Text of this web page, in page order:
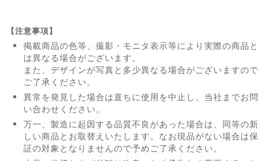
【注意事項】
掲載商品の色等、撮影・モニタ表示等により実際の商品と
は異なる場合がございます。
また、デザインが写真と多少異なる場合がございますので
ご了承ください。
異常を発見した場合は直ちに使用を中止し、当社までお問
い合わせください。
万一、製造に起因する品質不良があった場合は、同等の新
しい商品とお取替えいたします。なお現品がない場合は保
証の対象となりませんので予めご了承ください。